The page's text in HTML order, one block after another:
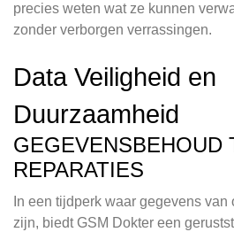
precies weten wat ze kunnen
zonder verborgen verrassingen.
Data Veiligheid en
Duurzaamheid
GEGEVENSBEHOUD
REPARATIES
In een tijdperk waar gegevens
zijn, biedt GSM Dokter een